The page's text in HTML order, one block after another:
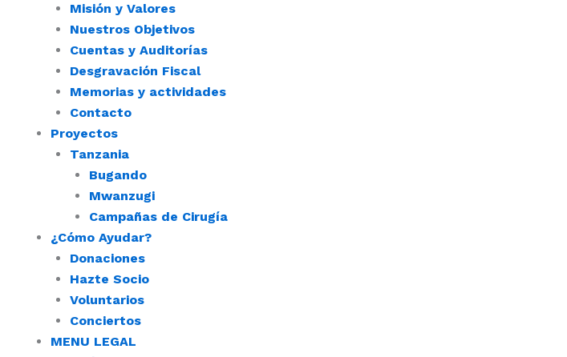
Misión y Valores
Nuestros Objetivos
Cuentas y Auditorías
Desgravación Fiscal
Memorias y actividades
Contacto
Proyectos
Tanzania
Bugando
Mwanzugi
Campañas de Cirugía
¿Cómo Ayudar?
Donaciones
Hazte Socio
Voluntarios
Conciertos
MENU LEGAL